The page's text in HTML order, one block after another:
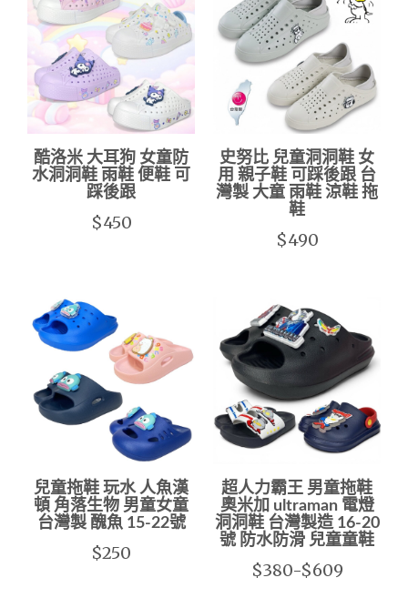
酷洛米 大耳狗 女童防
水洞洞鞋 雨鞋 便鞋 可
踩後跟
$450
史努比 兒童洞洞鞋 女
用 親子鞋 可踩後跟 台
灣製 大童 雨鞋 涼鞋 拖
鞋
$490
兒童拖鞋 玩水 人魚漢
頓 角落生物 男童女童
台灣製 醜魚 15-22號
$250
超人力霸王 男童拖鞋
奧米加 ultraman 電燈
洞洞鞋 台灣製造 16-20
號 防水防滑 兒童童鞋
$380-$609